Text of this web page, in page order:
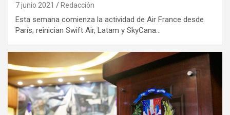
7 junio 2021 Redacción
Esta semana comienza la actividad de Air France desde
París; reinician Swift Air, Latam y SkyCana…